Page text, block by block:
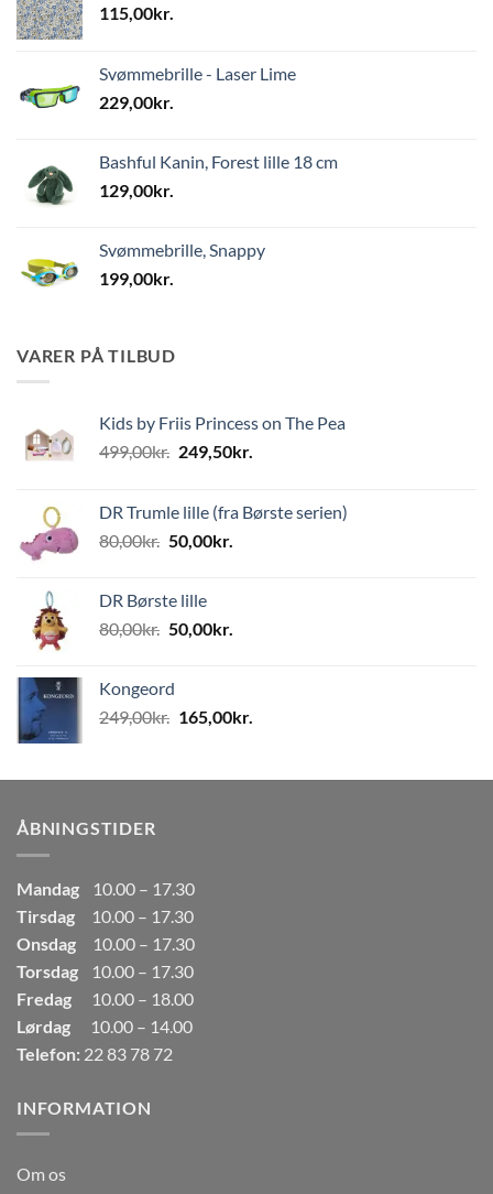
115,00kr.
Svømmebrille - Laser Lime
229,00kr.
Bashful Kanin, Forest lille 18 cm
129,00kr.
Svømmebrille, Snappy
199,00kr.
VARER PÅ TILBUD
Kids by Friis Princess on The Pea
499,00kr. Den
var:
499,00kr..
249,50kr.
er:
DR Trumle lille (fra Børste serien)
80,00kr. Den
var:
80,00kr..
50,00kr.
50,00kr..
DR Børste lille
80,00kr. Den
var:
80,00kr..
50,00kr.
50,00kr..
Kongeord
249,00kr. Den
var:
165,00kr.
er:
ÅBNINGSTIDER
Mandag
10.00 – 17.30
Tirsdag
10.00 – 17.30
Onsdag
10.00 – 17.30
Torsdag
10.00 – 17.30
Fredag
10.00 – 18.00
Lørdag
10.00 – 14.00
Telefon: 22 83 78 72
INFORMATION
Om os